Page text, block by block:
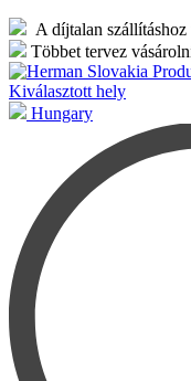
A díjtalan
Többet tervez
Kiválasztott hely
Hungary